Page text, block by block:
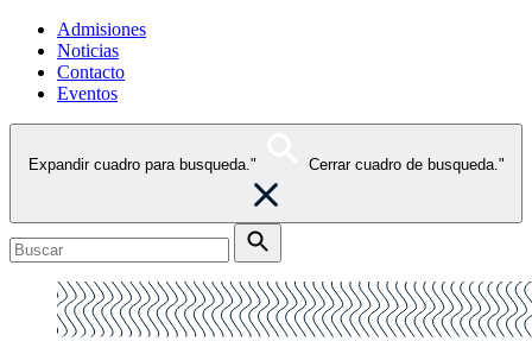
Admisiones
Noticias
Contacto
Eventos
Expandir cuadro para busqueda." Cerrar cuadro de busqueda."